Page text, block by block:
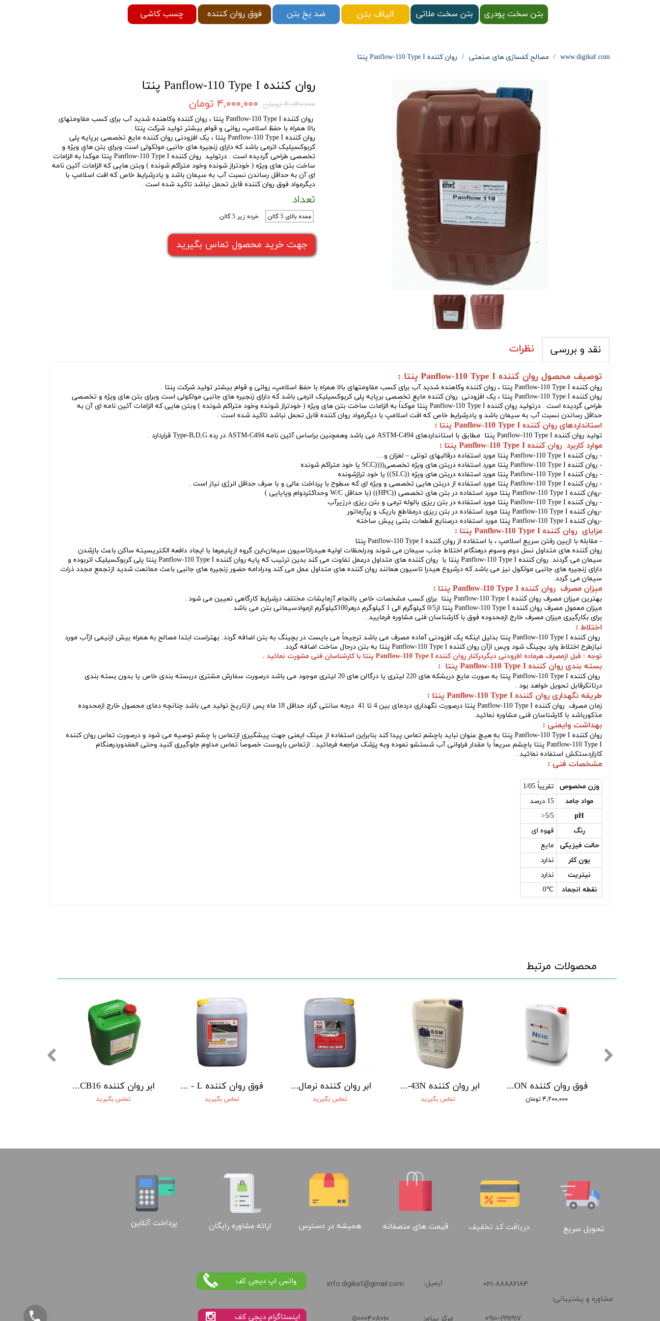
www.digikaf.com مصالح کفسازی های صنعتی روان کننده Panflow-110 Type I پنتا
روان کننده Panflow-110 Type I پنتا
۴,۰۴۰,۰۰۰ تومان ۴,۰۰۰,۰۰۰ تومان
روان کننده Panflow-110 Type I پنتا ، روان کننده وکاهنده شدید آب برای کسب مقاومتهای
بالا همراه با حفظ اسلامپ، روانی و قوام بیشتر تولید شرکت پنتا .
روان کننده Panflow-110 Type I پنتا ، یک افزودنی روان کننده مایع تخصصی برپایه پلی
کربوکسیلیک اترمی باشد که دارای زنجیره های جانبی مولکولی است وبرای بتن های ویژه و
تخصصی طراحی گردیده است . درتولید روان کننده Panflow-110 Type I پنتا موکداً به الزامات
ساخت بتن های ویژه ( خودتراز شونده وخود متراکم شونده ) وبتن هایی که الزامات آئین نامه
ای آن به حداقل رساندن نسبت آب به سیمان باشد و یادرشرایط خاص که افت اسلامپ با
دیگرمواد فوق روان کننده قابل تحمل نباشد تاکید شده است .
تعداد
عمده بالای 5 گالن خرده زیر 5 گالن
جهت خرید محصول تماس بگیرید
نقد و بررسی نظرات
توصیف محصول روان کننده Panflow-110 Type I پنتا :
روان کننده Panflow-110 Type I پنتا ، روان کننده وکاهنده شدید آب برای کسب مقاومتهای بالا همراه با حفظ اسلامپ، روانی و قوام بیشتر تولید شرکت پنتا .
روان کننده Panflow-110 Type I پنتا
، یک افزودنی روان کننده مایع تخصصی برپایه پلی کربوکسیلیک اترمی باشد که دارای زنجیره های جانبی مولکولی است وبرای بتن های ویژه و تخصصی
طراحی گردیده است . درتولید روان کننده Panflow-110 Type I پنتا
موکداً به الزامات ساخت بتن های ویژه ( خودتراز شونده وخود متراکم شونده ) وبتن هایی که الزامات آئین نامه ای آن به
حداقل رساندن نسبت آب به سیمان باشد و یادرشرایط خاص که افت اسلامپ با دیگرمواد روان کننده قابل تحمل نباشد تاکید شده است .
استانداردهای روان کننده Panflow-110 Type I پنتا :
تولید روان کننده Panflow-110 Type I پنتا مطابق با استانداردهای ASTM-C494 می باشد وهمچنین براساس آئین نامه ASTM-C494 در رده Type-B,D,G قراردارد .
موارد کاربرد روان کننده Panflow-110 Type I پنتا :
-روان کننده Panflow-110 Type I پنتا
مورد استفاده درقالبهای تونلی – لغزان و....
-روان کننده Panflow-110 Type I پنتا
مورد استفاده دربتن های ویژه تخصصی((((SCC یا خود متراکم شونده
-روان کننده Panflow-110 Type I پنتا
مورد استفاده دربتن های ویژه ((SLC)) یا خود ترازشونده
-روان کننده Panflow-110 Type I پنتا
مورد استفاده از دربتن هایی تخصصی و ویژه ای که سطوح با پرداخت عالی و با صرف حداقل انرژی نیاز است .
-روان کننده Panflow-110 Type I پنتا
مورد استفاده در بتن های تخصصی ((HPC)) (با حداقل W/C وحداکثردوام وپایایی )
-روان کننده Panflow-110 Type I پنتا
مورد استفاده در بتن ریزی بالوله ترمی و بتن ریزی درزیرآب
-روان کننده Panflow-110 Type I پنتا مورد استفاده در
بتن ریزی درمقاطع باریک و پرآرماتور
-روان کننده Panflow-110 Type I پنتا مورد استفاده درصنایع قطعات بتنی پیش ساخته
مزایای روان کننده Panflow-110 Type I پنتا :
- مقابله با ازبین رفتن سریع اسلامپ ، با استفاده از روان کننده Panflow-110 Type I پنتا
روان کننده های متداول نسل دوم وسوم درهنگام اختلاط جذب سیمان می شوند ودرلحظات اولیه هیدراتاسیون سیمان،این گروه ازپلیمرها با ایجاد دافعه الکتریسیته ساکن باعث بازشدن
سیمان می گردند. روان کننده Panflow-110 Type I پنتا با روان کننده های متداول درعمل تفاوت می کند بدین ترتیب که پایه روان کننده Panflow-110 Type I پنتا
پلی کربوکسیلیک اتربوده و
دارای زنجیره های جانبی مولکول نیز می باشد که درشروع هیدرا تاسیون همانند روان کننده های متداول عمل می کند ودرادامه حضور زنجیره های جانبی باعث ممانعت شدید ازتجمع مجدد ذرات
سیمان می گردد.
میزان مصرف روان کننده Panflow-110 Type I پنتا :
بهترین میزان مصرف روان کننده Panflow-110 Type I پنتا
برای کسب مشخصات خاص باانجام آزمایشات مختلف درشرایط کارگاهی تعیین می شود .
میزان معمول مصرف روان کننده Panflow-110 Type I پنتا
از0/5 کیلوگرم الی 1 کیلوگرم درهر100کیلوگرم ازموادسیمانی بتن می باشد .
برای بکارگیری میزان مصرف خارج ازمحدوده فوق با کارشناسان فنی مشاوره فرمایید .
اختلاط :
روان کننده Panflow-110 Type I پنتا
بدلیل اینکه یک افزودنی آماده مصرف می باشد ترجیحاً می بایست در بچینگ به بتن اضافه گردد. بهتراست ابتدا مصالح به همراه بیش ازنیمی ازآب مورد
نیازطرح اختلاط وارد بچینگ شود وپس ازآنروان کننده Panflow-110 Type I پنتا
به بتن درحال ساخت اضافه گردد.
توجه : قبل ازمصرف هرماده افزودنی دیگردرکنار روان کننده Panflow-110 Type I پنتا با کارشناسان فنی مشورت نمائید .
بسته بندی روان کننده Panflow-110 Type I پنتا :
روان کننده Panflow-110 Type I پنتا
به صورت مایع دربشکه های 220 لیتری یا درگالن های 20 لیتری موجود می باشد درصورت سفارش مشتری دربسته بندی خاص یا بدون بسته بندی
درتانکرقابل تحویل خواهد بود .
طریقه نگهداری روان کننده Panflow-110 Type I پنتا :
زمان مصرف روان کننده Panflow-110 Type I پنتا
درصورت نگهداری دردمای بین 4 تا 41 درجه سانتی گراد حداقل 18 ماه پس ازتاریخ تولید می باشد چنانچه دمای محصول خارج ازمحدوده
مذکورباشد با کارشناسان فنی مشاوره نمائید.
بهداشت وایمنی :
روان کننده Panflow-110 Type I پنتا به هیچ عنوان نباید باچشم تماس پیدا کند بنابراین استفاده از عینک ایمنی جهت پیشگیری ازتماس با چشم توصیه می شود و درصورت تماسروان کننده
Panflow-110 Type I پنتا
باچشم سریعاً با مقدار فراوانی آب شستشو نموده وبه پزشک مراجعه فرمائید . ازتماس باپوست خصوصاً تماس مداوم جلوگیری کنید وحتی المقدوردرهنگام
کارازدستکش استفاده نمائید .
مشخصات فنی :
وزن مخصوص
تقریباً 1/05
مواد جامد
15 درصد
pH
5/5<
رنگ
قهوه ای
حالت فيزيكی
مایع
یون کلر
ندارد
نیتریت
ندارد
نقطه انجماد
℃0
بتن سخت پودری بتن سخت ملاتی الیاف بتن چسب کاشی فوق روان کننده ضد یخ بتن
فوق روان کننده N510 NOVIN BETON
۴,۲۰۰,۰۰۰ تومان
ابر روان کننده N520 NOVIN BETON
۵,۸۰۰,۰۰۰ تومان
روان کننده Panflow Type E پنتا
۳,۴۴۰,۰۰۰ تومان
۴۰,۰۰۰ تومان
فوق روان کننده نترال – BCB10 بتن شیمی خاتم
تماس بگیرید
فوق روان کننده دیرگیر BCB11 بتن شیمی خاتم
محصولات مرتبط
تحویل سریع دریافت کد تخفیف قیمت های منصفانه همیشه در دسترس ارائه مشاوره رایگان پرداخت آنلاین
مشاوره و پشتیبانی:
​021-88886184
info.digikaf@gmail.com ایمیل:
مرکز پیام: 5000408010 0910-1991917
واتس اپ دیجی کف